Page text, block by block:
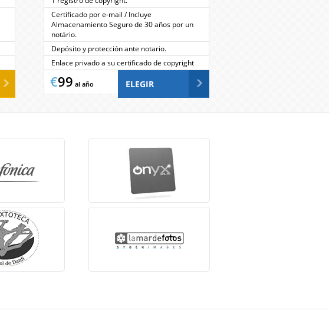
Certificado por e-mail / Incluye
Almacenamiento Seguro de 30 años por un
notário.
Depósito y protección ante notario.
Enlace privado a su certificado de copyright
€99 al año ELEGIR